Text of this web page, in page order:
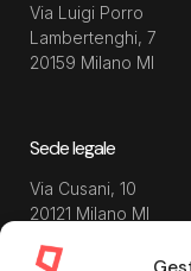
Via Luigi Porro
Lambertenghi, 7
20159 Milano MI
Sede legale
Via Cusani, 10
20121 Milano MI